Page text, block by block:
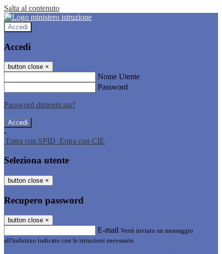
Salta al contenuto
Accedi
Accedi
button close ×
Nome Utente
Password
Password dimenticata?
-
Entra con SPID Entra con CIE
Seleziona utente
button close ×
Recupero password
button close ×
E-mail Verrà inviato un messaggio
all'indirizzo indicato con le istruzioni necessarie.